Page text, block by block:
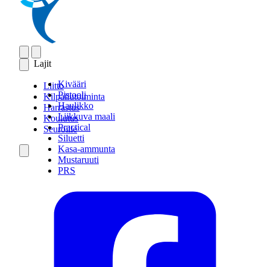
Lajit
Kivääri
Pistooli
Haulikko
Liikkuva maali
Practical
Siluetti
Kasa-ammunta
Mustaruuti
PRS
Liitto
Kilpailutoiminta
Harrastus
Koulutus
Seuroille